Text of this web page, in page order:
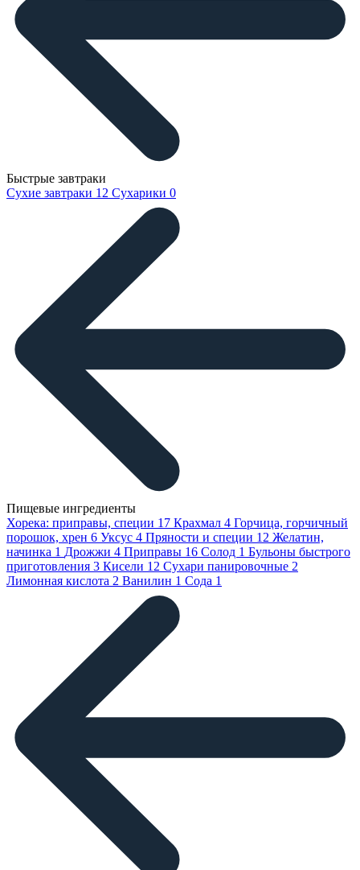
Быстрые завтраки
Сухие завтраки 12 Сухарики 0
Пищевые ингредиенты
Хорека: приправы, специи 17 Крахмал 4 Горчица, горчичный
порошок, хрен 6 Уксус 4 Пряности и специи 12 Желатин,
начинка 1 Дрожжи 4 Приправы 16 Солод 1 Бульоны быстрого
приготовления 3 Кисели 12 Сухари панировочные 2
Лимонная кислота 2 Ванилин 1 Сода 1